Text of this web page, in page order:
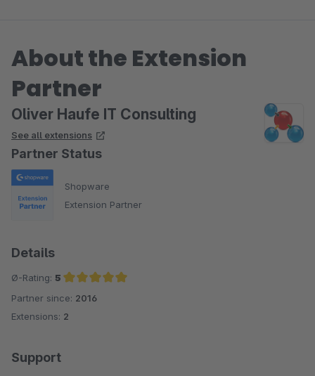
About the Extension
Partner
Oliver Haufe IT Consulting
See all extensions
Partner Status
Shopware
Extension Partner
Details
Ø-Rating: 5
Average rating of 5 out of 5 stars
Partner since: 2016
Extensions: 2
Support